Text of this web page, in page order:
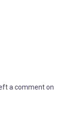
a comment on